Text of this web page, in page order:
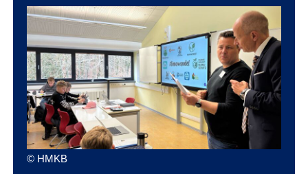
© HMKB